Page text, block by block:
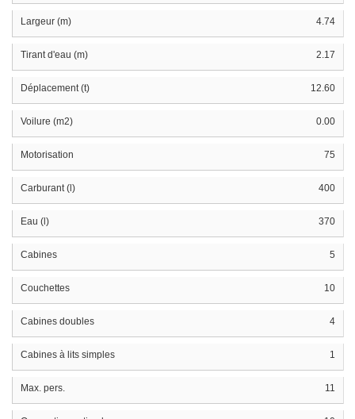
Largeur (m) 4.74
Tirant d'eau (m) 2.17
Déplacement (t) 12.60
Voilure (m2) 0.00
Motorisation 75
Carburant (l) 400
Eau (l) 370
Cabines 5
Couchettes 10
Cabines doubles 4
Cabines à lits simples 1
Max. pers. 11